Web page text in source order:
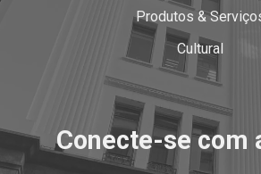
Produtos &
Cultural
Conecte-se com